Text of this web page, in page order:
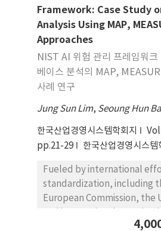
results were compared
readings, food composition
nutrition labels from
Statistical analyses
Whitney U test and the
(=0.05). The findings
seasoning had significantly
content than the solids
for more than 50% of the
content. Sodium content
kimchi types and changed
Additionally, sodium
ICP-AES significantly
the food composition
commercial nutrition
Framework: Case Study
Analysis Using MAP,
Approaches
NIST AI 위험 관리 프레임워
베이스 분석의 MAP,
사례 연구
Jung Sun Lim, Seoung Hun
한국산업경영시스템학회지
pp.21-29
한국산업경영시스템
Fueled by international
standardization, including
European Commission,
introduces a AI-driven